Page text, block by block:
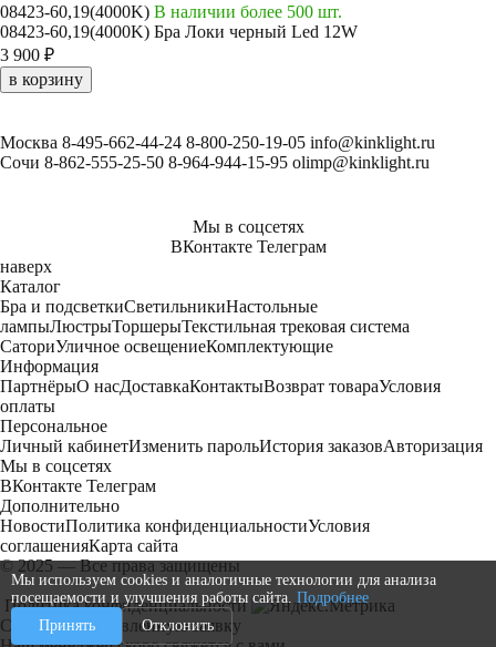
08423-60,19(4000K) В наличии более 500 шт.
08423-60,19(4000K) Бра Локи черный Led 12W
3 900 ₽
в корзину
Москва 8-495-662-44-24 8-800-250-19-05 info@kinklight.ru
Сочи 8-862-555-25-50 8-964-944-15-95 olimp@kinklight.ru
Мы в соцсетях
ВКонтакте Телеграм
наверх
Каталог
Бра и подсветкиСветильникиНастольные
лампыЛюстрыТоршерыТекстильная трековая система
СаториУличное освещениеКомплектующие
Информация
ПартнёрыО насДоставкаКонтактыВозврат товараУсловия
оплаты
Персональное
Личный кабинетИзменить парольИстория заказовАвторизация
Мы в соцсетях
ВКонтакте Телеграм
Дополнительно
НовостиПолитика конфиденциальностиУсловия
соглашенияКарта сайта
© 2025 — Все права защищены
Политика конфиденциальности
Спасибо за оставленную заявку
Мы используем cookies и аналогичные технологии для анализа
посещаемости и улучшения работы сайта. Подробнее
Принять
Отклонить